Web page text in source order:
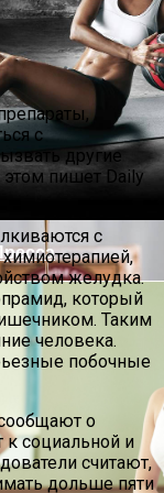
Содовый
с
другие
пишет Daily
с
желудка.
который
Таким
человека.
побочные
о
к социальной и
считают,
дольше пяти